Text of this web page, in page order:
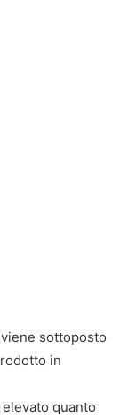
sottoposto
in
quanto